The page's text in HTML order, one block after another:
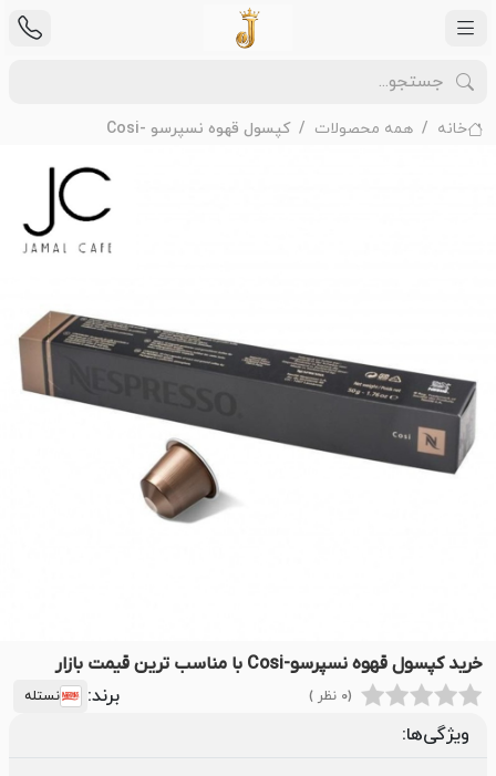
خانه همه محصولات کپسول قهوه نسپرسو -Cosi
خرید کپسول قهوه نسپرسو-Cosi با مناسب ترین قیمت بازار
(0 نظر ) برند: نستله
ویژگی‌ها: